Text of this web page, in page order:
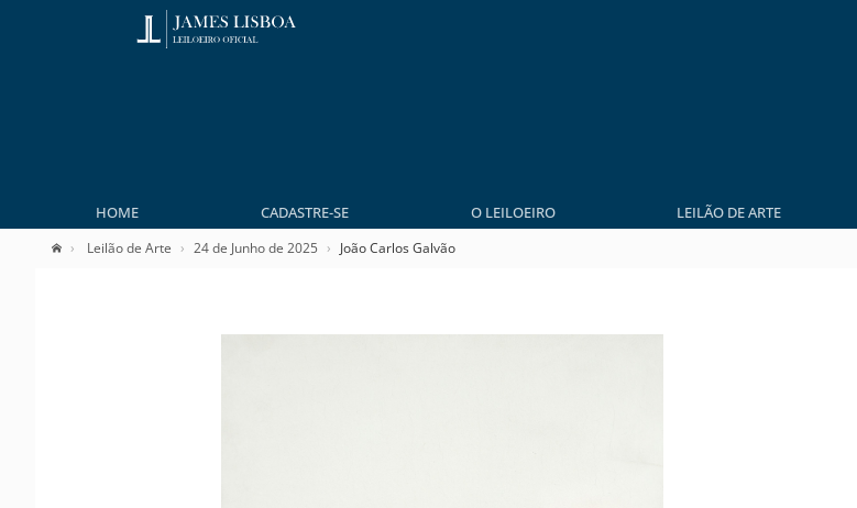
HOME CADASTRE-SE O LEILOEIRO LEILÃO DE ARTE
Leilão de Arte 24 de Junho de 2025 João Carlos Galvão